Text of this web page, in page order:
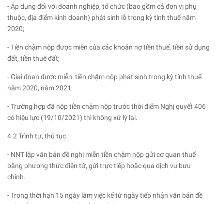
- Áp dụng đối với doanh nghiệp, tổ chức (bao gồm cả đơn vị phụ
thuộc, địa điểm kinh doanh) phát sinh lỗ trong kỳ tính thuế năm
2020;
- Tiền chậm nộp được miễn của các khoản nợ tiền thuế, tiền sử dụng
đất, tiền thuê đất;
- Giai đoạn được miễn: tiền chậm nộp phát sinh trong kỳ tính thuế
năm 2020, năm 2021;
- Trường hợp đã nộp tiền chậm nộp trước thời điểm Nghị quyết 406
có hiệu lực (19/10/2021) thì không xử lý lại.
4.2 Trình tự, thủ tục
- NNT lập văn bản đề nghị miễn tiền chậm nộp gửi cơ quan thuế
bằng phương thức điện tử, gửi trực tiếp hoặc qua dịch vụ bưu
chính.
- Trong thời hạn 15 ngày làm việc kể từ ngày tiếp nhận văn bản đề